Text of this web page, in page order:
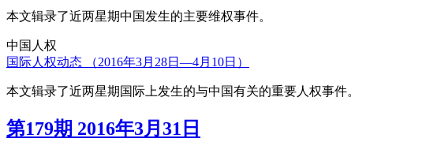
本文辑录了近两星期中国发生的主要维权事件。
中国人权
国际人权动态 （2016年3月28日—4月10日）
本文辑录了近两星期国际上发生的与中国有关的重要人权事件。
第179期 2016年3月31日